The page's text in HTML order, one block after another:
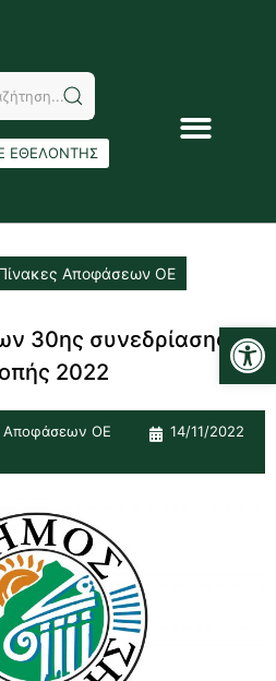
ΕΘΕΛΟΝΤΗΣ
Αποφάσεων ΟΕ
30ης συνεδρίασης
2022
Αποφάσεων ΟΕ
14/11/2022